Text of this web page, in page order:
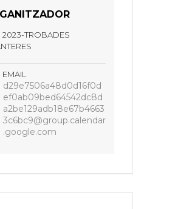
2023-TROBADES
EMAIL
d29e7506a48d0d16f0d
ef0ab09bed64542dc8d
a2be129adb18e67b4663
3c6bc9@group.calendar
.google.com